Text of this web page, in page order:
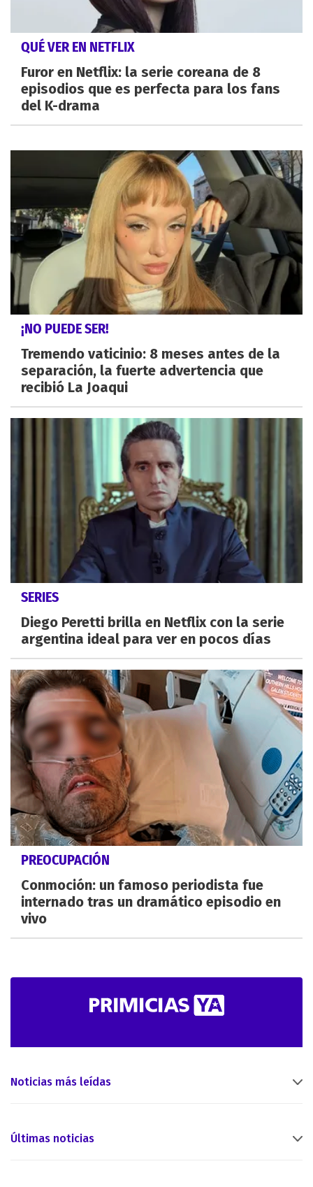
QUÉ VER EN NETFLIX
Furor en Netflix: la serie coreana de 8
episodios que es perfecta para los fans
del K-drama
¡NO PUEDE SER!
Tremendo vaticinio: 8 meses antes de la
separación, la fuerte advertencia que
recibió La Joaqui
SERIES
Diego Peretti brilla en Netflix con la serie
argentina ideal para ver en pocos días
PREOCUPACIÓN
Conmoción: un famoso periodista fue
internado tras un dramático episodio en
vivo
Noticias más leídas
Últimas noticias